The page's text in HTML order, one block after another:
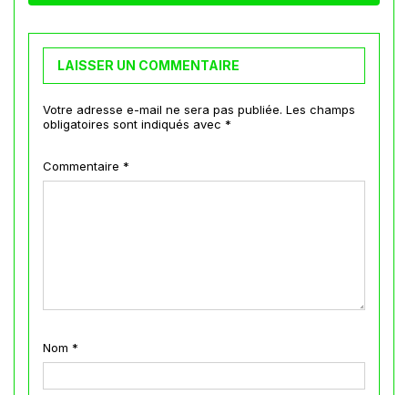
LAISSER UN COMMENTAIRE
Votre adresse e-mail ne sera pas publiée. Les champs
obligatoires sont indiqués avec *
Commentaire *
Nom *